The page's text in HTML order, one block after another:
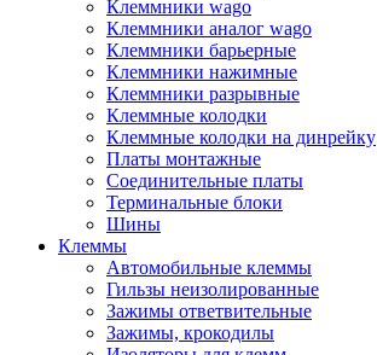
Клеммники wago
Клеммники аналог wago
Клеммники барьерные
Клеммники нажимные
Клеммники разрывные
Клеммные колодки
Клеммные колодки на динрейку
Платы монтажные
Соединительные платы
Терминальные блоки
Шины
Клеммы
Автомобильные клеммы
Гильзы неизолированные
Зажимы ответвительные
Зажимы, крокодилы